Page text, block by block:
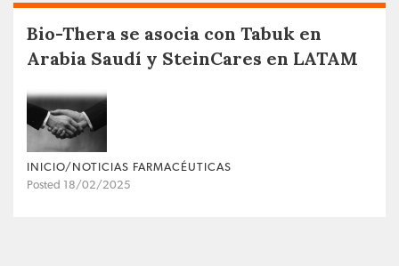
Bio-Thera se asocia con Tabuk en
Arabia Saudí y SteinCares en LATAM
INICIO/NOTICIAS FARMACÉUTICAS
Posted 18/02/2025